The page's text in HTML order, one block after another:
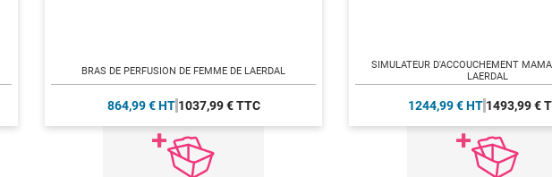
BRAS DE PERFUSION DE FEMME DE LAERDAL
864,99 € HT 1037,99 € TTC
SIMULATEUR D'ACCOUCHEMENT
LAERDAL
1244,99 € HT 1493,99 €